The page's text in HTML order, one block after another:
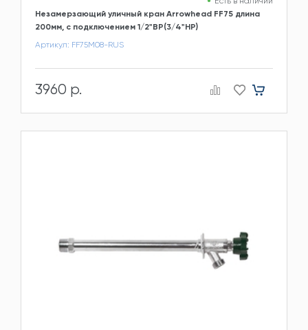
Незамерзающий уличный кран Arrowhead FF75 длина
200мм, c подключением 1/2"ВР(3/4"НР)
Артикул: FF75M08-RUS
3960 р.